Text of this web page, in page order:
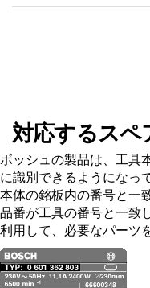
対応するスペ
ボッシュの製品は、工具
に識別できるようになっ
本体の銘板内の番号と一
品番が工具の番号と一致
利用して、必要なパーツ